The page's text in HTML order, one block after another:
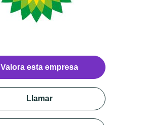
Valora esta empresa
Llamar